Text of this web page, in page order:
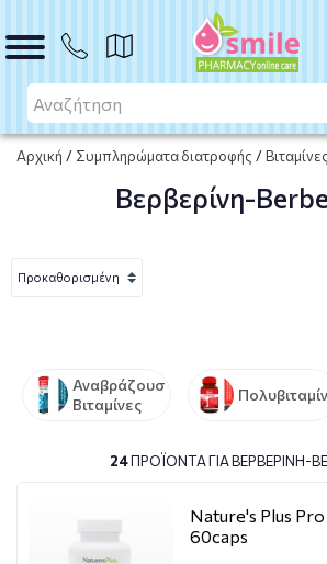
Αρχική / Συμπληρώματα διατροφής /Βιταμίνες
Βερβερίνη-
Αναβράζουσες
Βιταμίνες
24ΠΡΟΪΌΝΤΑ ΓΙΑ ΒΕΡΒΕΡΊΝΗ-
Nature's Plus
60caps